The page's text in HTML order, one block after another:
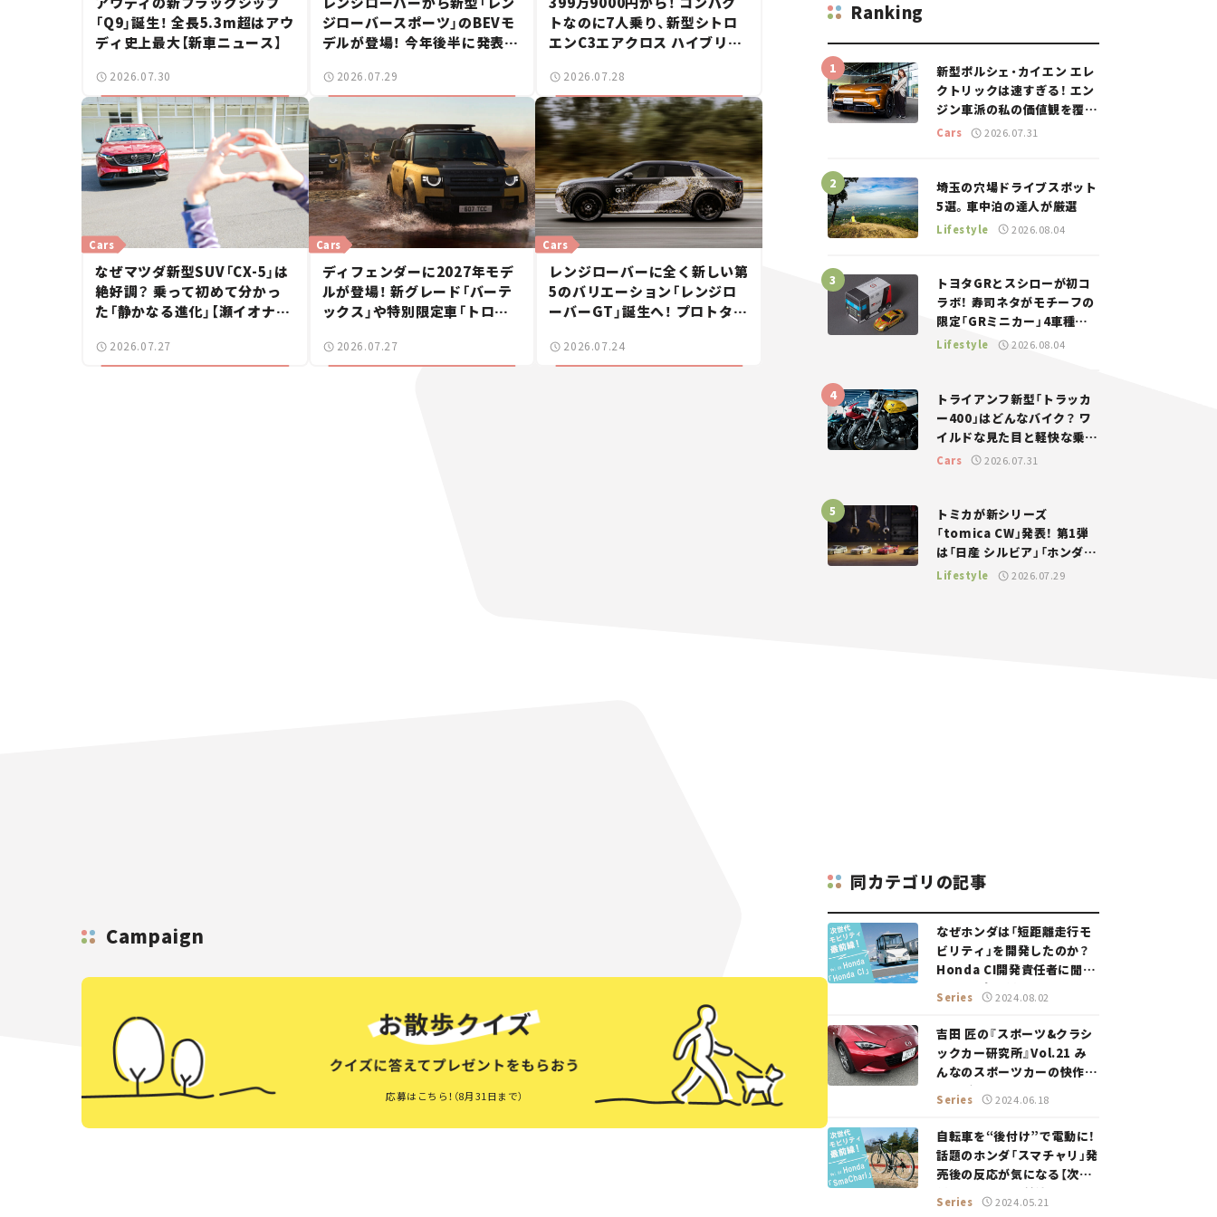
「Q9」誕生！ 全長5.3m超はアウ
ディ史上最大【新車ニュース】
2026.07.30
ジローバースポーツ」のBEVモ
デルが登場！ 今年後半に発表へ
2026.07.29
トなのに7人乗り、新型シトロ
エンC3エアクロス ハイブリッ
2026.07.28
Cars
なぜマツダ新型SUV「CX-5」は
絶好調？ 乗って初めて分かっ
た「静かなる進化」【瀬イオナの
2026.07.27
Cars
ディフェンダーに2027年モデ
ルが登場！ 新グレード「バーテ
ックス」や特別限定車「トロフ
ュース】
2026.07.27
Cars
レンジローバーに全く新しい第
5のバリエーション「レンジロ
ーバーGT」誕生へ！ プロトタイ
ス】2026.07.24
Campaign
応募はこちら！（8月31日まで）
Ranking
新型ポルシェ・カイエン エレ
クトリックは速すぎる！ エン
ジン車派の私の価値観を覆し
た、新しいポルシェの走り。
Cars 2026.07.31
埼玉の穴場ドライブスポット
5選。車中泊の達人が厳選
Lifestyle 2026.08.04
トヨタGRとスシローが初コ
ラボ！ 寿司ネタがモチーフの
限定「GRミニカー」4車種が
登場。入手方法は？【クルマ
Lifestyle 2026.08.04
トライアンフ新型「トラッカ
ー400」はどんなバイク？ ワ
イルドな見た目と軽快な乗り
味を両立した400ccフラット
Cars 2026.07.31
トミカが新シリーズ
「tomica CW」発表！ 第1弾
は「日産 シルビア」「ホンダ
NSX」が登場。世界が注目す
Lifestyle 2026.07.29
同カテゴリの記事
なぜホンダは「短距離走行モ
ビリティ」を開発したのか？
Honda CI開発責任者に聞い
てみた【次世代モビリティ最
前線！ Vol.5】
Series 2024.08.02
吉田 匠の『スポーツ&クラシ
ックカー研究所』Vol.21 み
んなのスポーツカーの快作、
マツダ・ロードスター。
Series 2024.06.18
自転車を“後付け”で電動に！
話題のホンダ「スマチャリ」発
売後の反応が気になる【次世
代モビリティ最前線！Vol.4】
Series 2024.05.21